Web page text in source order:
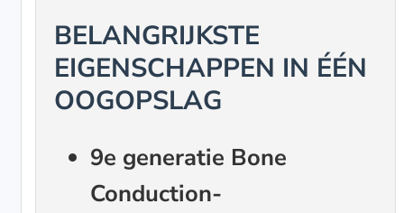
BELANGRIJKSTE
EIGENSCHAPPEN IN ÉÉN
OOGOPSLAG
9e generatie Bone
Conduction-